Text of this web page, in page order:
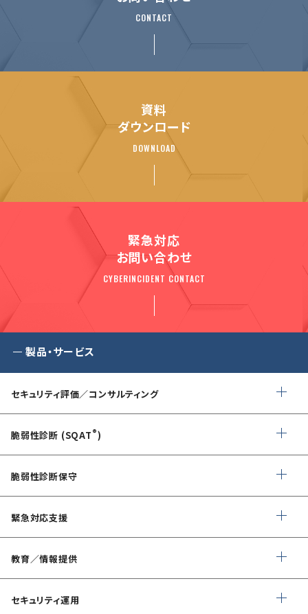
CONTACT
資料
ダウンロード
DOWNLOAD
緊急対応
お問い合わせ
CYBERINCIDENT CONTACT
製品・サービス
セキュリティ評価／コンサルティング
情報セキュリティ・アドバイザリ
AIサービス提供者・利用者向け
サイバーセキュリティ対策支援
CSIRT構築／運用支援
インシデント初動対応準備支援
脆弱性診断 (SQAT®)
Webアプリケーション・API脆弱性診断
ネットワーク脆弱性診断
IoTセキュリティ診断
脆弱性診断保守
デイリー自動脆弱性診断
WEBサイトコンテンツ改ざん検知
緊急対応支援
デジタルフォレンジック
緊急対応
教育／情報提供
セキュリスト（SecuriST）
セキュリティ運用